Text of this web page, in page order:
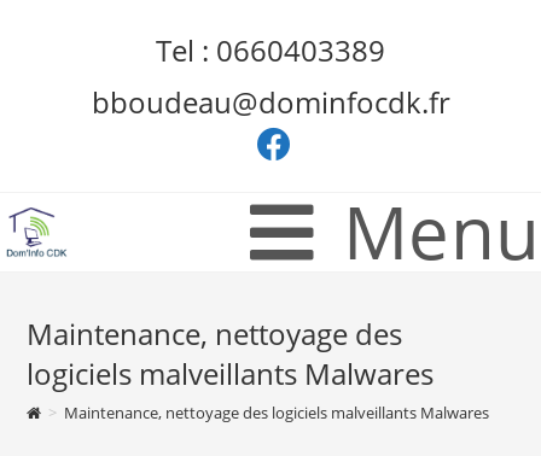
Tel : 0660403389
bboudeau@dominfocdk.fr
Menu
Maintenance, nettoyage des
logiciels malveillants Malwares
> Maintenance, nettoyage des logiciels malveillants Malwares